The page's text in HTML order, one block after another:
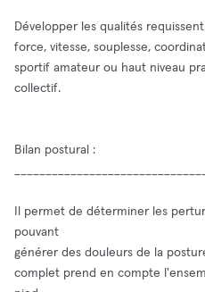
Développer les qualités
force, vitesse, souplesse,
sportif amateur ou haut niveau
collectif.
Bilan postural :
Il permet de déterminer les
pouvant
générer des douleurs de la
complet prend en compte